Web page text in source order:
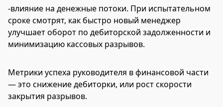
-влияние на денежные потоки. При испытательном
сроке смотрят, как быстро новый менеджер
улучшает оборот по дебиторской задолженности и
минимизацию кассовых разрывов.
Метрики успеха руководителя в финансовой части
— это снижение дебиторки, или рост скорости
закрытия разрывов.